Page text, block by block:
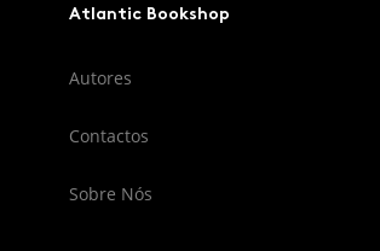
Atlantic Bookshop
Autores
Contactos
Sobre Nós